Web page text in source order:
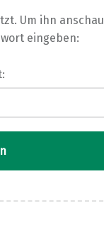
Um ihn
eingeben: